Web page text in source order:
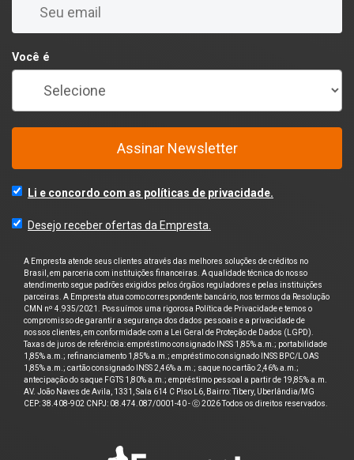
Você é
Assinar Newsletter
Li e concordo com as políticas de privacidade.
Desejo receber ofertas da Empresta.
A Empresta atende seus clientes através das melhores soluções de créditos no
Brasil, em parceria com instituições financeiras. A qualidade técnica do nosso
atendimento segue padrões exigidos pelos órgãos reguladores e pelas instituições
parceiras. A Empresta atua como correspondente bancário, nos termos da Resolução
CMN nº 4.935/2021. Possuímos uma rigorosa Política de Privacidade e temos o
compromisso de garantir a segurança dos dados pessoais e a privacidade de
nossos clientes, em conformidade com a Lei Geral de Proteção de Dados (LGPD).
Taxas de juros de referência: empréstimo consignado INSS 1,85% a.m.; portabilidade
1,85% a.m.; refinanciamento 1,85% a.m.; empréstimo consignado INSS BPC/LOAS
1,85% a.m.; cartão consignado INSS 2,46% a.m.; saque no cartão 2,46% a.m.;
antecipação do saque FGTS 1,80% a.m.; empréstimo pessoal a partir de 19,85% a.m.
AV. João Naves de Avila, 1331, Sala 614 C Piso L6, Bairro: Tibery, Uberlândia/MG
CEP: 38.408-902 CNPJ: 08.474.087/0001-40 - ⓒ 2026 Todos os direitos reservados.